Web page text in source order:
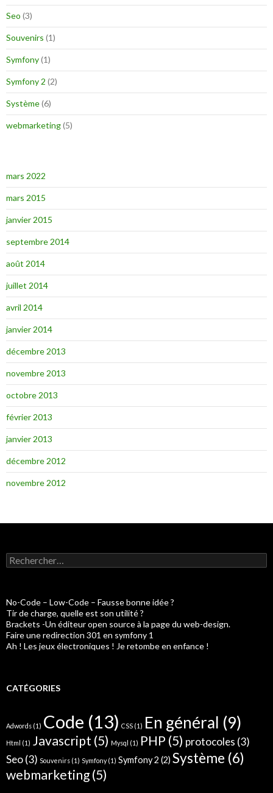
Seo (3)
Souvenirs (1)
Symfony(1)
Symfony 2 (2)
Système(6)
webmarketing(5)
mars 2022
mars 2015
janvier 2015
septembre 2014
août 2014
juillet 2014
avril 2014
janvier 2014
décembre 2013
novembre 2013
octobre 2013
février 2013
janvier 2013
décembre 2012
novembre 2012
R
e
e
r
c
h
e
No-Code – Low-Code – Fausse bonne idée ?
Tir de charge, quelle est son utilité ?
Brackets -Un éditeur open source à la page du web-design.
Faire une redirection 301 en symfony 1
Ah ! Les jeux électroniques ! Je retombe en enfance !
CATÉGORIES
Adwords (1) Code (13) CSS (1) En général (9)
Html (1) Javascript (5) Mysql (1) PHP (5) protocoles (3)
Seo(3) Souvenirs (1) Symfony(1) Symfony 2 (2) Système (6)
webmarketing(5)